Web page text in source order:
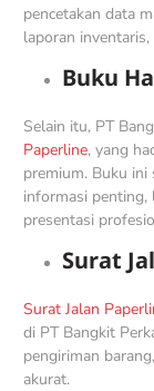
pencetakan data
laporan
Buku
Selain itu, PT
Paperline, yang
premium. Buku
informasi penting,
presentasi
Surat
Surat Jalan
di PT Bangkit
pengiriman
akurat.